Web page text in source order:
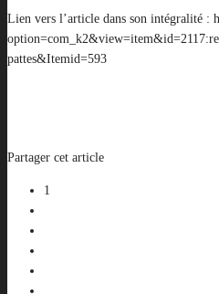
Lien vers l’article dans son intégralité :
pattes&Itemid=593
Partager cet article
1